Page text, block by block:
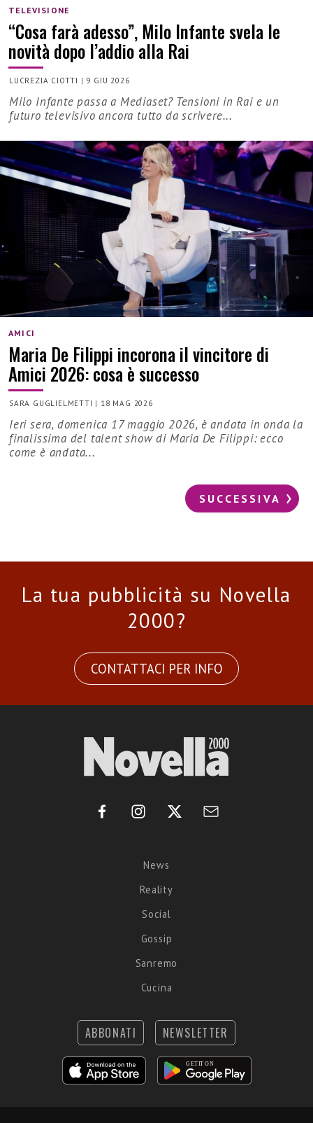
TELEVISIONE
“Cosa farà adesso”, Milo Infante svela le
novità dopo l’addio alla Rai
LUCREZIA CIOTTI | 9 GIU 2026
Milo Infante passa a Mediaset? Tensioni in Rai e un
futuro televisivo ancora tutto da scrivere...
AMICI
Maria De Filippi incorona il vincitore di
Amici 2026: cosa è successo
SARA GUGLIELMETTI | 18 MAG 2026
Ieri sera, domenica 17 maggio 2026, è andata in onda la
finalissima del talent show di Maria De Filippi: ecco
come è andata...
SUCCESSIVA
La tua pubblicità su Novella
2000?
CONTATTACI PER INFO
News
Reality
Social
Gossip
Sanremo
Cucina
ABBONATI NEWSLETTER